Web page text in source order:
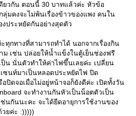
ยวกัน ตอนนี้ 30 บาทแล้วค่ะ หัวข้อ
มคงจะไม่พ้นเรื่องข้าวของแพง คนใน
งประหยัดกันอย่างสุดตัว
ทุกทางที่สามารถทำได้ นอกจากเรื่องกิน
ม เช่น ปล่อยให้น้ำแข็งในตู้เย็นช่องฟรี
น นั่นตัวทำให้ค่าไฟขึ้นเลยค่ะ เปลี่ยน
ซนท์มาเป็นหลอดประหยัดไฟ ปิด
อปิดจอเมื่อไม่อยู่หน้าจอก็ยังดีค่ะ เปิดทั้งวัน
จะทำงานกันหัวเป็นน็อตตัวเป็น
ช่นกันนะคะ จะได้ยืดอายุการใช้งานของ
วยค่ะ :)))))